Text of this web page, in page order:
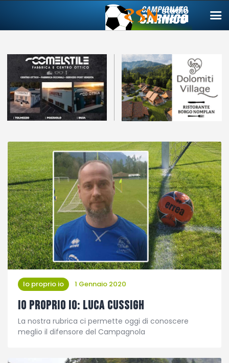
Campionato carnico
Coppa Carnia
Supercoppa
Squadre
Calendari
News
Migliori
Albo d’oro
Partita Party
Campionato carnico
Coppa Carnia
Supercoppa
ERREA Cup
Squadre
Io proprio io 1 Gennaio 2020
Io proprio Io: Luca Cussigh
La nostra rubrica ci permette oggi di conoscere
meglio il difensore del Campagnola